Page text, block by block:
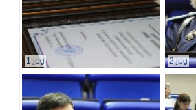
1.jpg 2.jpg